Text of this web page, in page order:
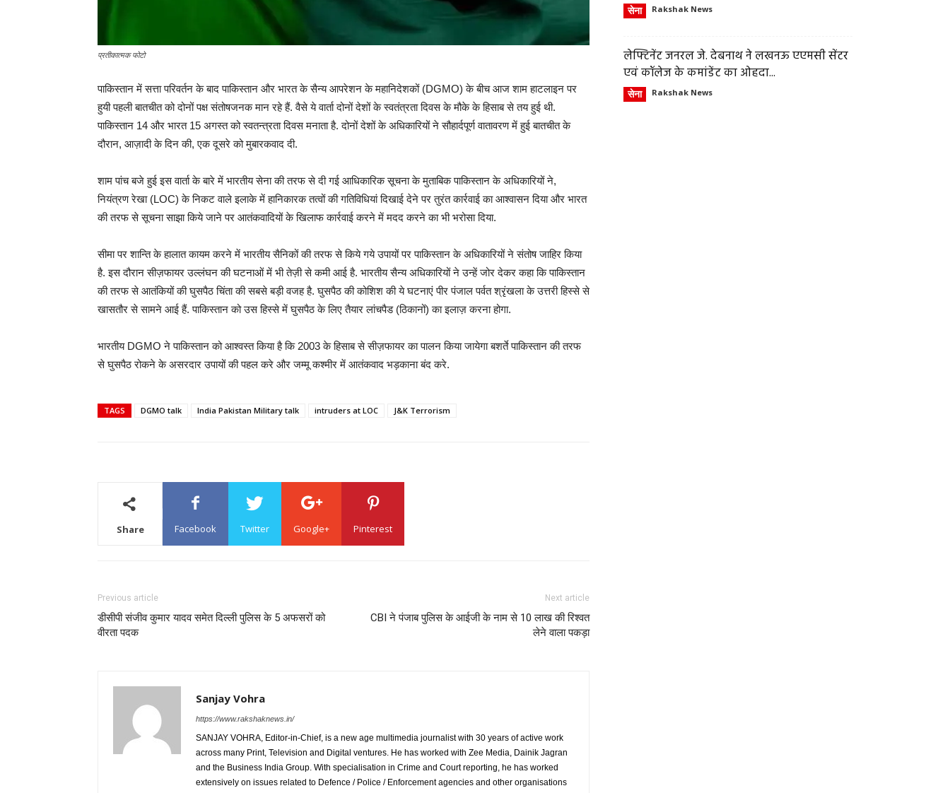
प्रतीकात्मक फोटो
पाकिस्तान में सत्ता परिवर्तन के बाद पाकिस्तान और भारत के सैन्य आपरेशन के महानिदेशकों (DGMO) के बीच आज शाम हाटलाइन पर
हुयी पहली बातचीत को दोनों पक्ष संतोषजनक मान रहे हैं. वैसे ये वार्ता दोनों देशों के स्वतंत्रता दिवस के मौके के हिसाब से तय हुई थी.
पाकिस्तान 14 और भारत 15 अगस्त को स्वतन्त्रता दिवस मनाता है. दोनों देशों के अधिकारियों ने सौहार्दपूर्ण वातावरण में हुई बातचीत के
दौरान, आज़ादी के दिन की, एक दूसरे को मुबारकवाद दी.
शाम पांच बजे हुई इस वार्ता के बारे में भारतीय सेना की तरफ से दी गई आधिकारिक सूचना के मुताबिक पाकिस्तान के अधिकारियों ने,
नियंत्रण रेखा (LOC) के निकट वाले इलाके में हानिकारक तत्वों की गतिविधियां दिखाई देने पर तुरंत कार्रवाई का आश्वासन दिया और भारत
की तरफ से सूचना साझा किये जाने पर आतंकवादियों के खिलाफ कार्रवाई करने में मदद करने का भी भरोसा दिया.
सीमा पर शान्ति के हालात कायम करने में भारतीय सैनिकों की तरफ से किये गये उपायों पर पाकिस्तान के अधिकारियों ने संतोष जाहिर किया
है. इस दौरान सीज़फायर उल्लंघन की घटनाओं में भी तेज़ी से कमी आई है. भारतीय सैन्य अधिकारियों ने उन्हें जोर देकर कहा कि पाकिस्तान
की तरफ से आतंकियों की घुसपैठ चिंता की सबसे बड़ी वजह है. घुसपैठ की कोशिश की ये घटनाएं पीर पंजाल पर्वत श्रृंखला के उत्तरी हिस्से से
खासतौर से सामने आई हैं. पाकिस्तान को उस हिस्से में घुसपैठ के लिए तैयार लांचपैड (ठिकानों) का इलाज़ करना होगा.
भारतीय DGMO ने पाकिस्तान को आश्वस्त किया है कि 2003 के हिसाब से सीज़फायर का पालन किया जायेगा बशर्ते पाकिस्तान की तरफ
से घुसपैठ रोकने के असरदार उपायों की पहल करे और जम्मू कश्मीर में आतंकवाद भड़काना बंद करे.
TAGS DGMO talk India Pakistan Military talk intruders at LOC J&K Terrorism
Share Facebook Twitter Google+ Pinterest
Previous article
डीसीपी संजीव कुमार यादव समेत दिल्ली पुलिस के 5 अफसरों को
वीरता पदक
Next article
CBI ने पंजाब पुलिस के आईजी के नाम से 10 लाख की रिश्वत
लेने वाला पकड़ा
Sanjay Vohra
https://www.rakshaknews.in/
SANJAY VOHRA, Editor-in-Chief, is a new age multimedia journalist with 30 years of active work
across many Print, Television and Digital ventures. He has worked with Zee Media, Dainik Jagran
and the Business India Group. With specialisation in Crime and Court reporting, he has worked
extensively on issues related to Defence / Police / Enforcement agencies and other organisations
सेना Rakshak News
लेफ्टिनेंट जनरल जे. देबनाथ ने लखनऊ एएमसी सेंटर
एवं कॉलेज के कमांडेंट का ओहदा...
सेना Rakshak News